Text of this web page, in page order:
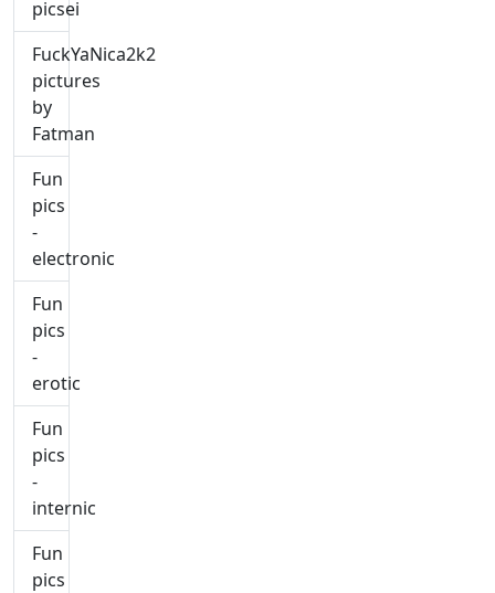
picsei
FuckYaNica2k2
pictures
by
Fatman
Fun
pics
-
electronic
Fun
pics
-
erotic
Fun
pics
-
internic
Fun
pics